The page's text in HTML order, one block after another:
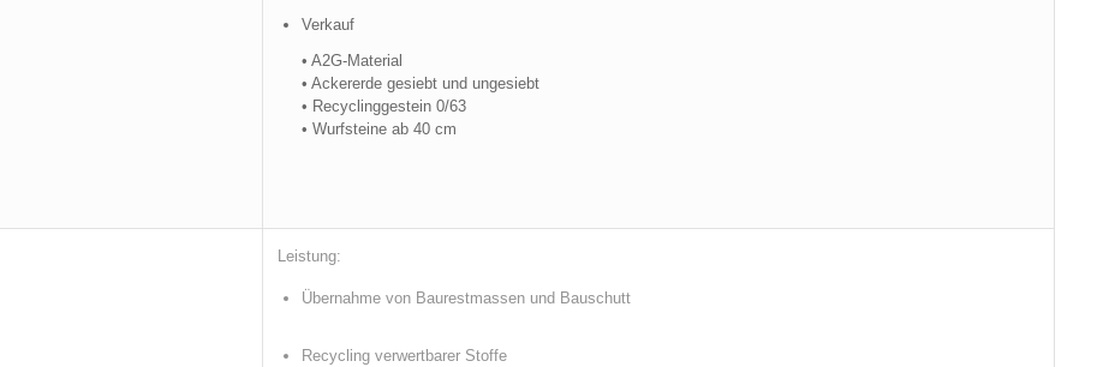
Verkauf
• A2G-Material
• Ackererde gesiebt und ungesiebt
• Recyclinggestein 0/63
• Wurfsteine ab 40 cm
Leistung:
Übernahme von Baurestmassen und Bauschutt
Recycling verwertbarer Stoffe